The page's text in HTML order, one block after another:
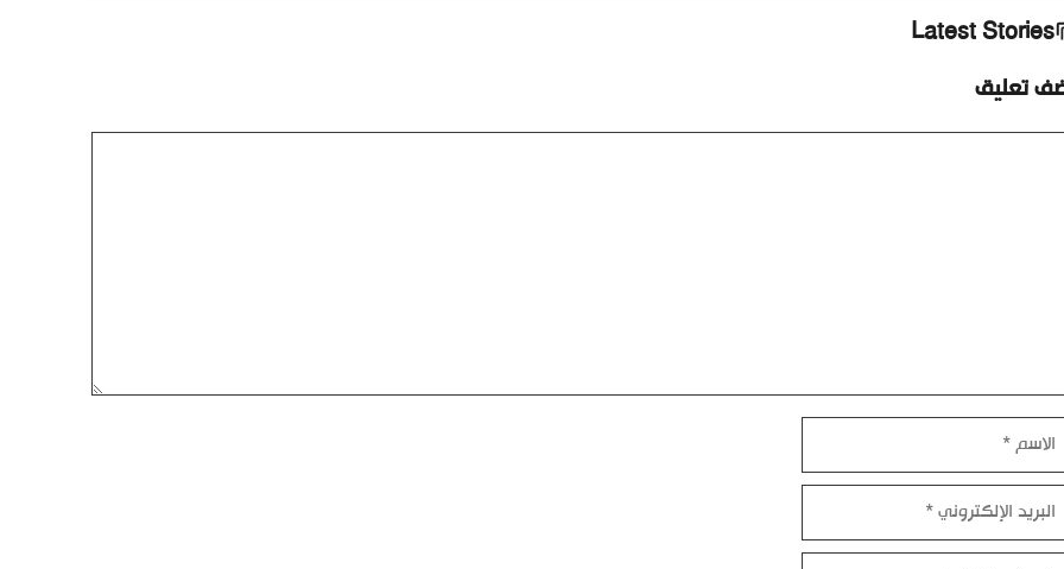
Latest Stories
تعليق
الاسم
البريد
الإلكتروني